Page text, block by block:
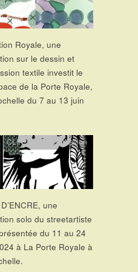
Royale, une
sur le dessin et
textile investit le
de la Porte Royale,
du 7 au 13 juin
CLIN D'ART Exposition
une
solo du streetartiste
du 11 au 24
à La Porte Royale à